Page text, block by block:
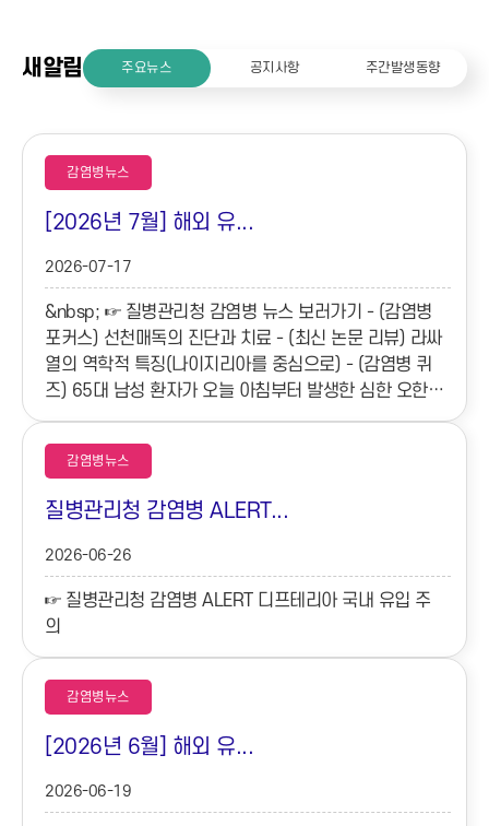
새알림 주요뉴스 공지사항 주간발생동향
감염병뉴스
[2026년 7월] 해외 유...
2026-07-17
&nbsp; ☞ 질병관리청 감염병 뉴스 보러가기 - (감염병
포커스) 선천매독의 진단과 치료 - (최신 논문 리뷰) 라싸
열의 역학적 특징(나이지리아를 중심으로) - (감염병 퀴
즈) 65대 남성 환자가 오늘 아침부터 발생한 심한 오한,
고열, 그리고 양측 하지의 급격한 통증과 부종을 주소로
내과 의원에 내원하였다...
감염병뉴스
질병관리청 감염병 ALERT...
2026-06-26
☞ 질병관리청 감염병 ALERT 디프테리아 국내 유입 주
의
감염병뉴스
[2026년 6월] 해외 유...
2026-06-19